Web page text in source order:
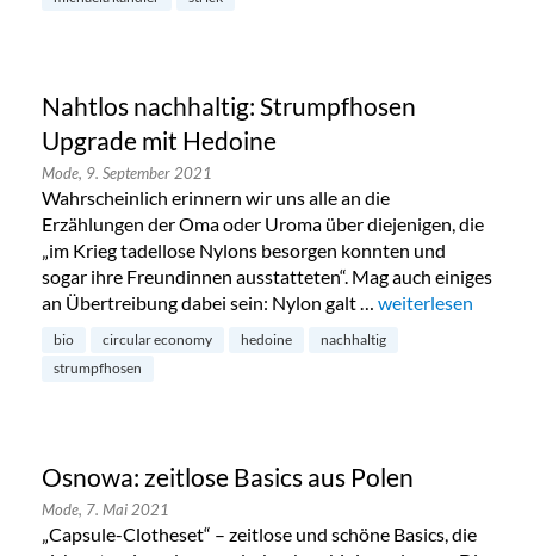
Nahtlos nachhaltig: Strumpfhosen
Upgrade mit Hedoine
Mode, 9. September 2021
Wahrscheinlich erinnern wir uns alle an die
Erzählungen der Oma oder Uroma über diejenigen, die
„im Krieg tadellose Nylons besorgen konnten und
sogar ihre Freundinnen ausstatteten“. Mag auch einiges
an Übertreibung dabei sein: Nylon galt … „Nahtlos
weiterlesen
bio circular economy hedoine
nachhaltig
strumpfhosen
Osnowa: zeitlose Basics aus Polen
Mode, 7. Mai 2021
„Capsule-Clotheset“ – zeitlose und schöne Basics, die